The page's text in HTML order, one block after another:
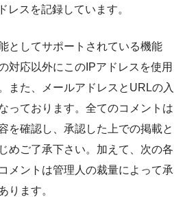
レスを記録しています。
としてサポートされている機能
対応以外にこのIPアドレスを使用
また、メールアドレスとURLの入
っております。全てのコメントは
を確認し、承認した上での掲載と
めご了承下さい。加えて、次の各
メントは管理人の裁量によって承
ります。